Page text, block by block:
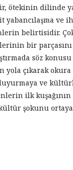
ötekinin dilinde
yabancılaşma ve
belirtisidir.
bir
söz
yola çıkarak
ve
ilk
şokunu ortaya